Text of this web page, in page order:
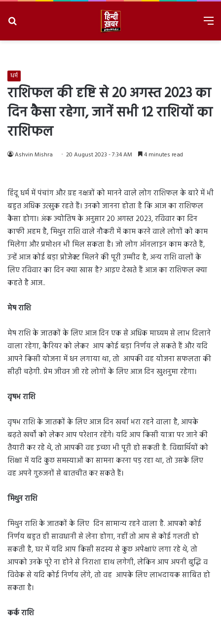
धर्म
राशिफल की दृष्टि से 20 अगस्त 2023 का
दिन कैसा रहेगा, जानें सभी 12 राशियों का
राशिफल
Ashvin Mishra 20 August 2023 - 7:34 AM 4 minutes read
हिंदू धर्म में पंचांग और ग्रह नक्षत्रों को मानने वाले लोग राशिफल के बारे में भी
बहुत अधिक उत्सुक रहते हैं। उनको जानना होता है कि आज का राशिफल
कैसा होगा। अंक ज्योतिष के अनुसार 20 अगस्त 2023, रविवार का दिन
काफी अहम है, मिथुन राशि वाले नौकरी में काम करने वाले लोगों को काम
मिलेगा और प्रमोशन भी मिल सकता है। जो लोग ऑनलाइन काम करते हैं,
उन्हें आज कोई बड़ा प्रोजेक्ट मिलने की पूरी उम्मीद है, अन्य राशि वालों के
लिए रविवार का दिन क्या खास है? आइए देखते हैं आज का राशिफल क्या
कहते है आज..
मेष राशि
मेष राशि के जातकों के लिए आज दिन एक से अधिक माघ्यम से लाभ दिलाने
वाला रहेगा, कैरियर को लेकर आप कोई बड़ा निर्णय ले सकते हैं और यदि
आपने किसी योजना में धन लगाया था, तो आपकी वह योजना सफलता की
सीढ़ी चढ़ेगी. प्रेम जीवन जी रहे लोगों के लिए आज दिन खुशनुमा रहेगा।
वृषभ राशि
वृषभ राशि के जातकों के लिए आज दिन खर्चा भरा रहने वाला है, आपके
बढ़ते खर्चों को लेकर आप परेशान रहेंगे। यदि आप किसी यात्रा पर जाने की
तैयारी कर रहे थे, तो आपकी वह इच्छा भी पूरी हो सकती है. विद्यार्थियों को
शिक्षा में यदि कुछ समस्याओं का सामना करना पड़ रहा था, तो उसके लिए
वह अपने गुरुजनों से बातचीत कर सकते हैं।
मिथुन राशि
मिथुन राशि के जातकों के लिए दिन सामान्य रहने वाला है. आपको कोई
निर्णय बहुत ही सावधानी से लेना होगा, नहीं तो आप से कोई गलती हो
सकती है, घर में यदि आप किसी सदस्य से कुछ अपेक्षाएं लगा रहे थे, तो
आपको उनके पूरे ना होने से निराशा हाथ लगेगी, लेकिन आप अपनी बुद्धि व
विवेक से यदि कोई निर्णय लेंगे, तो वह आपके लिए लाभदायक साबित हो
सकता है।
कर्क राशि